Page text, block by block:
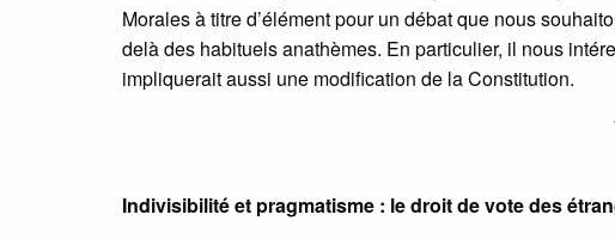
Morales à titre d’élément pour un débat que nous
delà des habituels anathèmes. En particulier, il nous
impliquerait aussi une modification de la Constitution.
Indivisibilité et pragmatisme : le droit de vote des